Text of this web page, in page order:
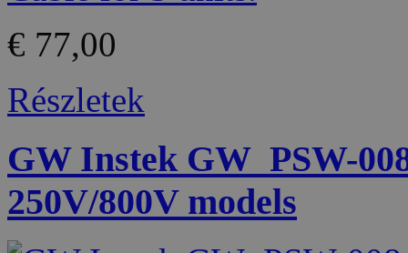
€ 77,00
Részletek
GW Instek GW_PSW-
250V/800V models